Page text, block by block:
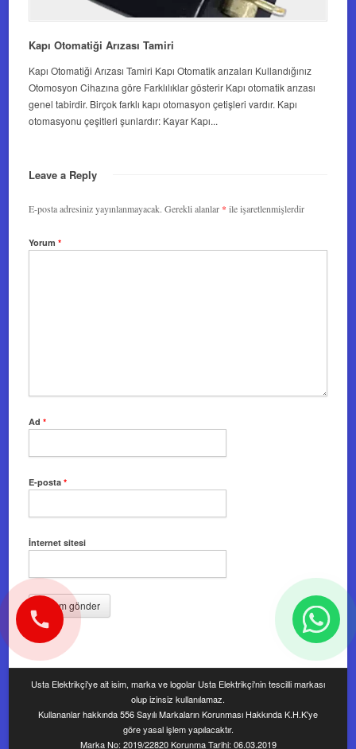
Kapı Otomatiği Arızası Tamiri
Kapı Otomatiği Arızası Tamiri Kapı Otomatik arızaları Kullandığınız
Otomosyon Cihazına göre Farklılıklar gösterir Kapı otomatik arızası
genel tabirdir. Birçok farklı kapı otomasyon çetişleri vardır. Kapı
otomasyonu çeşitleri şunlardır: Kayar Kapı...
Leave a Reply
E-posta adresiniz yayınlanmayacak. Gerekli alanlar * ile işaretlenmişlerdir
Yorum*
Ad*
E-posta*
İnternet sitesi
Usta Elektrikçi'ye ait isim, marka ve logolar Usta Elektrikçi'nin tescilli markası
olup izinsiz kullanılamaz.
Kullananlar hakkında 556 Sayılı Markaların Korunması Hakkında K.H.K'ye
göre yasal işlem yapılacaktır.
Marka No: 2019/22820 Korunma Tarihi: 06.03.2019